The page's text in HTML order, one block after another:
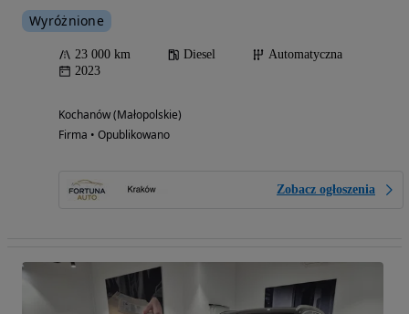
Wyróżnione
23 000 km Diesel
Automatyczna
2023
Kochanów (Małopolskie)
Firma • Opublikowano
Zobacz ogłoszenia